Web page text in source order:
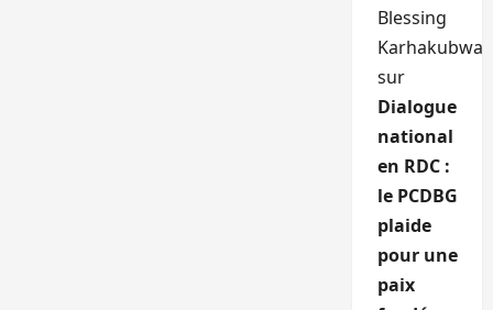
Blessing
Karhakubwa
sur
Dialogue
national
en RDC :
le PCDBG
plaide
pour une
paix